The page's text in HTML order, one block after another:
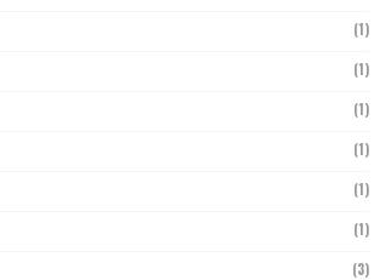
(1)
(1)
(1)
(1)
(1)
(1)
(3)